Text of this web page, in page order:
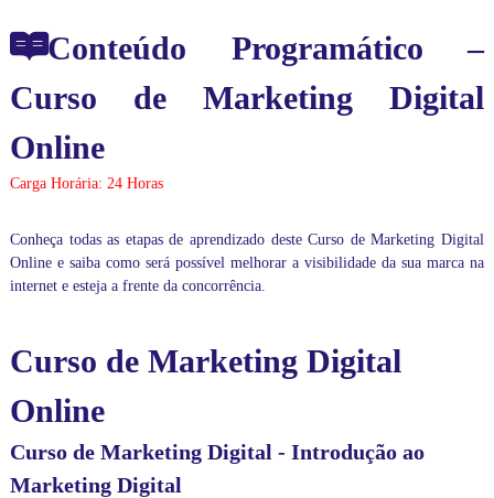
Conteúdo Programático –
Curso de Marketing Digital
Online
Carga Horária: 24 Horas
Conheça todas as etapas de aprendizado desteCurso de Marketing Digital
Onlinee saiba como será possível melhorar a visibilidade da sua marca na
internet e esteja a frente da concorrência.
Curso de Marketing Digital
Online
Curso de Marketing Digital - Introdução ao
Marketing Digital